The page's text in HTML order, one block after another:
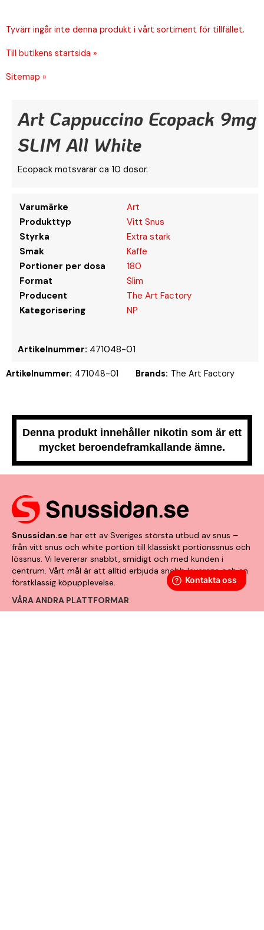
Tyvärr ingår inte denna produkt i vårt sortiment för tillfället.
Till butikens startsida »
Sitemap »
Art Cappuccino Ecopack 9mg
SLIM All White
Ecopack motsvarar ca 10 dosor.
Varumärke
Art
Produkttyp
Vitt Snus
Styrka
Extra stark
Smak
Kaffe
Portioner per dosa
180
Format
Slim
Producent
The Art Factory
Kategorisering
NP
Artikelnummer: 471048-01
Artikelnummer: 471048-01 Brands: The Art Factory
Denna produkt innehåller nikotin som är ett
mycket beroendeframkallande ämne.
Snussidan.se har ett av Sveriges största utbud av snus –
från vitt snus och white portion till klassiskt portionssnus och
lössnus. Vi levererar snabbt, smidigt och med kunden i
centrum. Vårt mål är att alltid erbjuda snabb leverans och en
förstklassig köpupplevelse.
VÅRA ANDRA PLATTFORMAR